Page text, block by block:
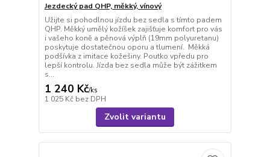
Jezdecký pad QHP, měkký, vínový
Užijte si pohodlnou jízdu bez sedla s tímto padem
QHP. Měkký umělý kožíšek zajišťuje komfort pro vás
i vašeho koně a pěnová výplň (19mm polyuretanu)
poskytuje dostatečnou oporu a tlumení. Měkká
podšívka z imitace kožešiny. Poutko vpředu pro
lepší kontrolu. Jízda bez sedla může být zážitkem
s...
1 240 Kč/ks
1 025 Kč bez DPH
Zvolit variantu